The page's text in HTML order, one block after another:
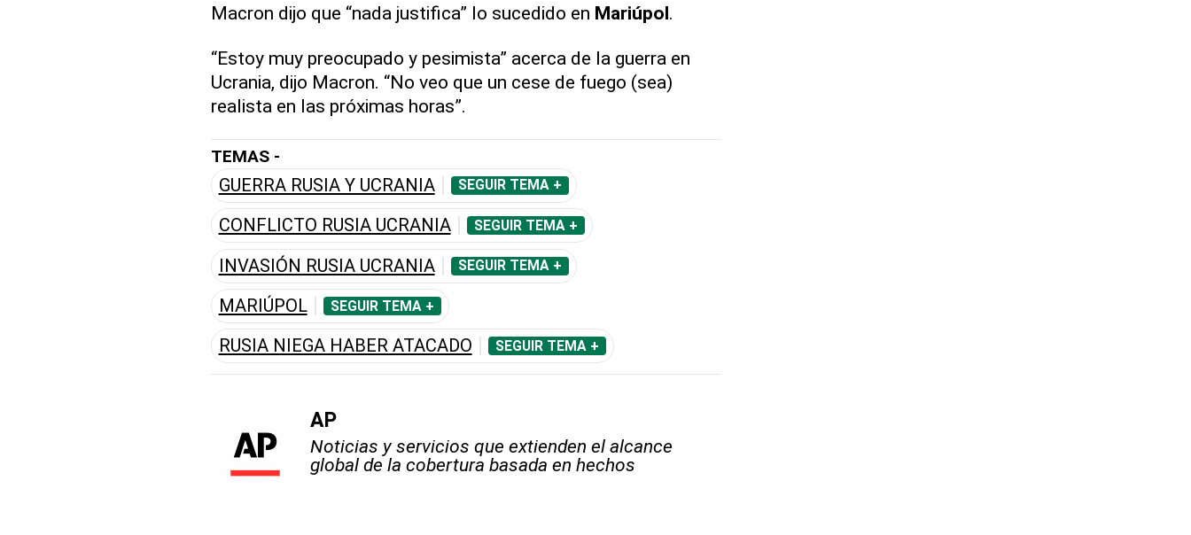
Macron dijo que “nada justifica” lo sucedido en Mariúpol.
“Estoy muy preocupado y pesimista” acerca de la guerra en
Ucrania, dijo Macron. “No veo que un cese de fuego (sea)
realista en las próximas horas”.
TEMAS -
GUERRA RUSIA Y UCRANIA SEGUIR TEMA +
CONFLICTO RUSIA UCRANIA SEGUIR TEMA +
INVASIÓN RUSIA UCRANIA SEGUIR TEMA +
MARIÚPOL SEGUIR TEMA +
RUSIA NIEGA HABER ATACADO SEGUIR TEMA +
AP
Noticias y servicios que extienden el alcance
global de la cobertura basada en hechos